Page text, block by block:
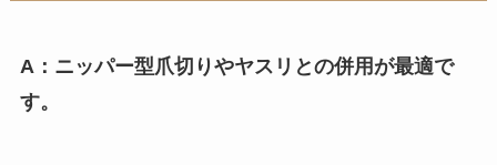
A：ニッパー型爪切りやヤスリとの併用が最適で
す。